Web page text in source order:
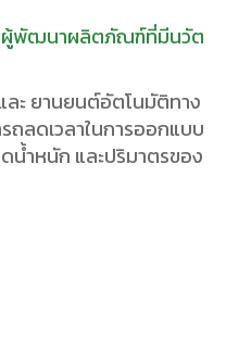
ผู้พัฒนาผลิตภัณฑ์ที่มีนวัต
ละ ยานยนต์อัตโนมัติทาง
ถลดเวลาในการออกแบบ
น้ำหนัก และปริมาตรของ